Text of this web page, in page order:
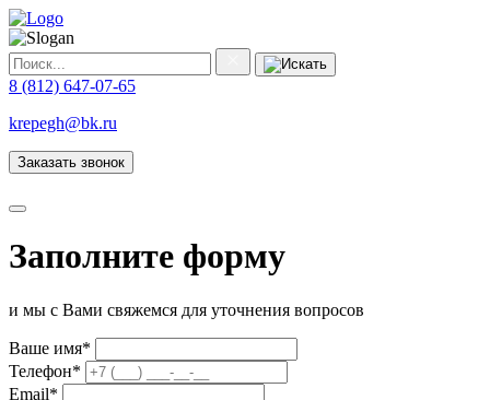
8 (812) 647-07-65
krepegh@bk.ru
Заказать звонок
Заполните форму
и мы с Вами свяжемся для уточнения вопросов
Ваше имя*
Телефон*
Email*